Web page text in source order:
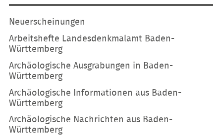
Navigation
Neuerscheinungen
Arbeitshefte Landesdenkmalamt Baden-
Württemberg
Archäologische Ausgrabungen in Baden-
Württemberg
Archäologische Informationen aus Baden-
Württemberg
Archäologische Nachrichten aus Baden-
Württemberg